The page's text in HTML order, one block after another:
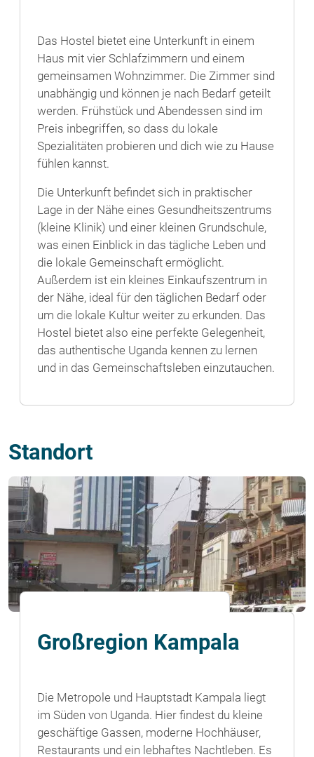
Das Hostel bietet eine Unterkunft in einem
Haus mit vier Schlafzimmern und einem
gemeinsamen Wohnzimmer. Die Zimmer sind
unabhängig und können je nach Bedarf geteilt
werden. Frühstück und Abendessen sind im
Preis inbegriffen, so dass du lokale
Spezialitäten probieren und dich wie zu Hause
fühlen kannst.
Die Unterkunft befindet sich in praktischer
Lage in der Nähe eines Gesundheitszentrums
(kleine Klinik) und einer kleinen Grundschule,
was einen Einblick in das tägliche Leben und
die lokale Gemeinschaft ermöglicht.
Außerdem ist ein kleines Einkaufszentrum in
der Nähe, ideal für den täglichen Bedarf oder
um die lokale Kultur weiter zu erkunden. Das
Hostel bietet also eine perfekte Gelegenheit,
das authentische Uganda kennen zu lernen
und in das Gemeinschaftsleben einzutauchen.
Standort
Großregion Kampala
Die Metropole und Hauptstadt Kampala liegt
im Süden von Uganda. Hier findest du kleine
geschäftige Gassen, moderne Hochhäuser,
Restaurants und ein lebhaftes Nachtleben. Es